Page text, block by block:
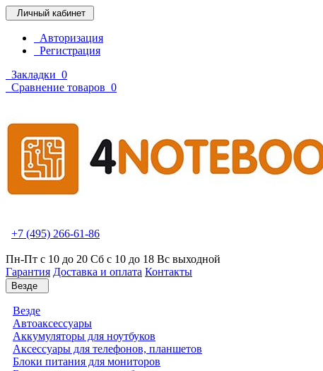
Личный кабинет
Авторизация
Регистрация
Закладки 0
Сравнение товаров 0
+7 (495) 266-61-86
Пн-Пт с 10 до 20 Сб с 10 до 18 Вс выходной
Гарантия Доставка и оплата Контакты
Везде
Везде
Автоаксессуары
Аккумуляторы для ноутбуков
Аксессуары для телефонов, планшетов
Блоки питания для мониторов